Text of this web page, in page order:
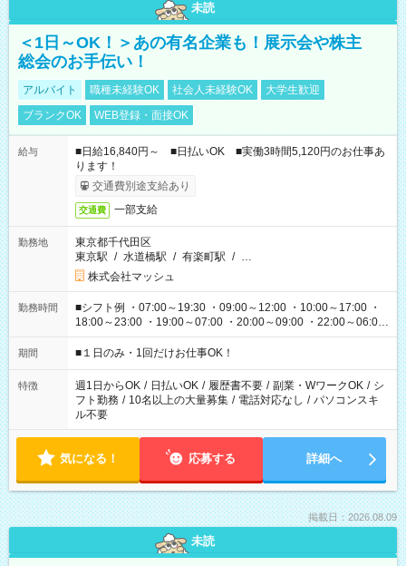
未読
＜1日～OK！＞あの有名企業も！展示会や株主
総会のお手伝い！
アルバイト 職種未経験OK 社会人未経験OK
大学生歓迎
ブランクOK
WEB登録・面接OK
給与
■日給16,840円～ ■日払いOK ■実働3時間5,120円のお仕事あ
ります！
交通費別途支給あり
交通費 一部支給
勤務地
東京都千代田区
東京駅 / 水道橋駅 / 有楽町駅 / …
株式会社マッシュ
勤務時間
■シフト例 ・07:00～19:30 ・09:00～12:00 ・10:00～17:00 ・
18:00～23:00 ・19:00～07:00 ・20:00～09:00 ・22:00～06:00
etc ★最短で3時間で5,120円のお仕事から 15時間で2万円近く稼
げるお仕事も！ ご希望のお時間に合わせてご紹介！ ※シフトは
ください！
期間 ■１日のみ・1回だけお仕事OK！
特徴 週1日からOK / 日払いOK / 履歴書不要 / 副業・WワークOK / シ
フト勤務 / 10名以上の大量募集 / 電話対応なし / パソコンスキ
ル不要
気になる！ 応募する 詳細へ
掲載日：2026.08.09
未読